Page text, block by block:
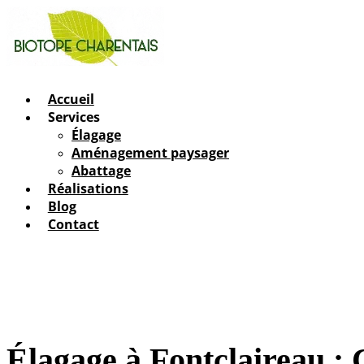
Accueil
Services
Élagage
Aménagement paysager
Abattage
Réalisations
Blog
Contact